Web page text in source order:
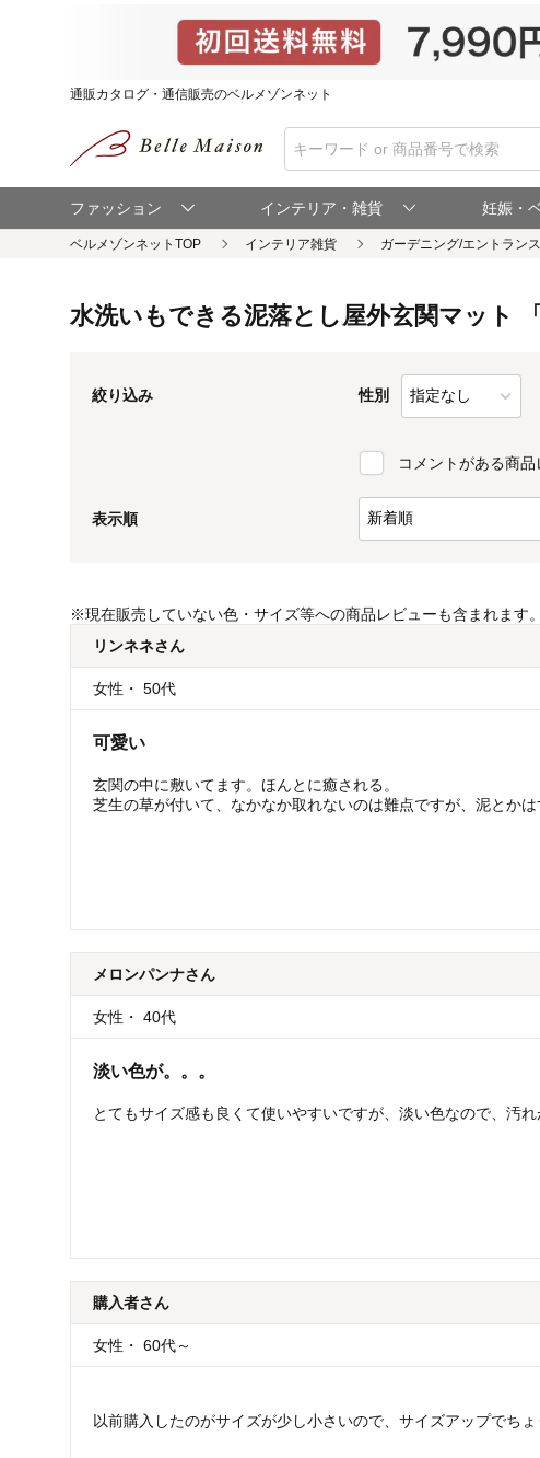
通販カタログ・通信販売のベルメゾンネット
ファッション インテリア・雑貨 妊娠・
ベルメゾンネットTOP
水洗いもできる泥落とし屋外玄関マット
絞り込み 性別
コメントがある商
表示順
※現在販売していない色・サイズ等への商品レビューも含まれます。
リンネネさん
女性 ・ 50代
可愛い
玄関の中に敷いてます。ほんとに癒される。
芝生の草が付いて、なかなか取れないのは難点ですが、泥とかは
メロンパンナさん
女性 ・ 40代
淡い色が。。。
とてもサイズ感も良くて使いやすいですが、淡い色なので、汚
購入者さん
女性 ・ 60代～
以前購入したのがサイズが少し小さいので、サイズアップでち